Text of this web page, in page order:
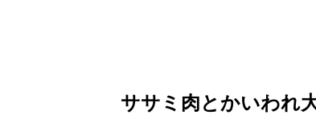
ササミ肉とかいわれ